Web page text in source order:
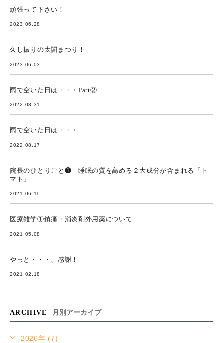
頑張って下さい！
2023.06.28
久し振りの太閤まつり！
2023.06.03
雨で空いた日は・・・Part②
2022.08.31
雨で空いた日は・・・
2022.08.17
院長のひとりごと❶ 睡眠の質を高める２大成分が含まれる「ト
マト」
2021.06.11
医療雑学①鎮痛・消炎剤外用薬について
2021.05.08
やっと・・・、感謝！
2021.02.18
ARCHIVE 月別アーカイブ
2026年 (7)